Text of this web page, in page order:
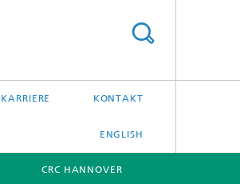
KONTAKT
ENGLISH
CRC HANNOVER